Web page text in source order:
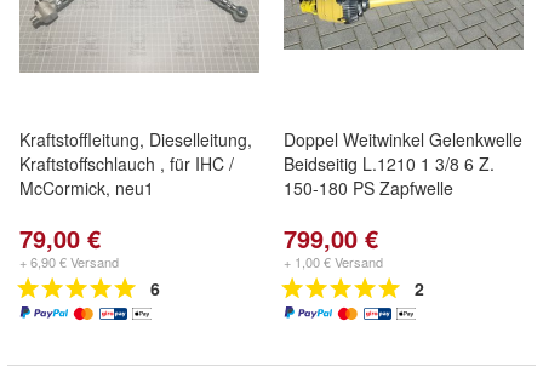
Kraftstoffleitung, Dieselleitung,
Kraftstoffschlauch , für IHC /
McCormick, neu1
79,00 €
+ 6,90 € Versand
6
Doppel Weitwinkel Gelenkwelle
Beidseitig L.1210 1 3/8 6 Z.
150-180 PS Zapfwelle
799,00 €
+ 1,00 € Versand
2